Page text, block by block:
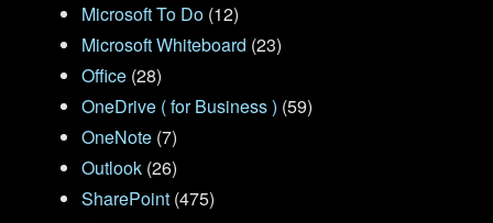
Microsoft To Do (12)
Microsoft Whiteboard (23)
Office (28)
OneDrive ( for Business ) (59)
OneNote (7)
Outlook (26)
SharePoint (475)